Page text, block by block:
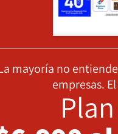
mayoría no
empresas.